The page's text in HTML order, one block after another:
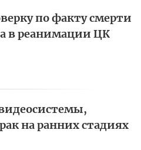
по факту смерти
в реанимации ЦК
на ранних стадиях